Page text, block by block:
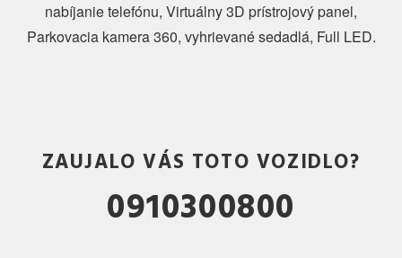
nabíjanie telefónu, Virtuálny 3D prístrojový panel,
Parkovacia kamera 360, vyhrievané sedadlá, Full LED.
ZAUJALO VÁS TOTO VOZIDLO?
0910300800